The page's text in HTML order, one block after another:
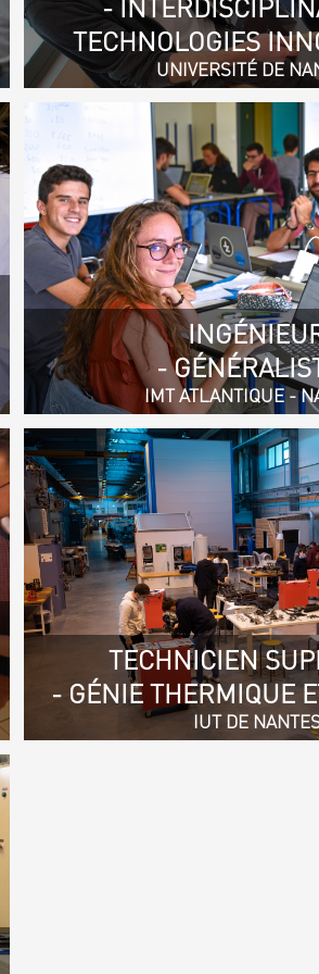
-
TECHNOLOGIES
UNIVERSITÉ DE
-
IMT ATLANTIQUE -
TECHNICIEN
- GÉNIE THERMIQUE
IUT DE